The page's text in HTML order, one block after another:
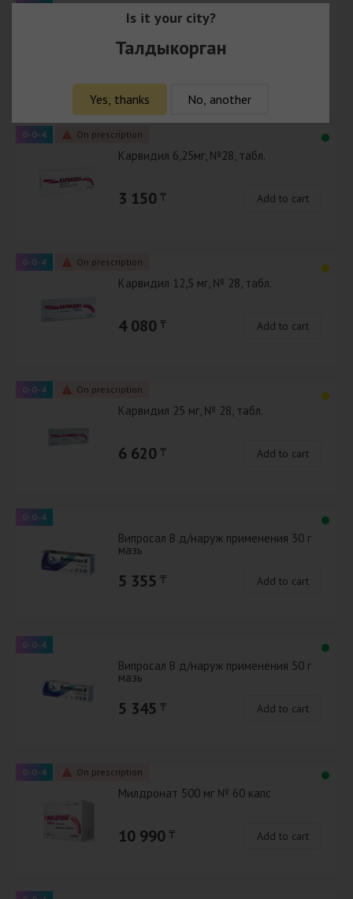
0-0-4
Апилак Гриндекс 10 мг № 25 табл.
0-0-4 On prescription
Карвидил 6,25мг, №28, табл.
3 150 ₸ Add to cart
0-0-4 On prescription
Карвидил 12,5 мг, № 28, табл.
4 080 ₸ Add to cart
0-0-4 On prescription
Карвидил 25 мг, № 28, табл.
6 620 ₸ Add to cart
0-0-4
Випросал В д/наруж применения 30 г
мазь
5 355 ₸ Add to cart
0-0-4
Випросал В д/наруж применения 50 г
мазь
5 345 ₸ Add to cart
0-0-4 On prescription
Милдронат 500 мг № 60 капс
10 990 ₸ Add to cart
Is it your city?
Талдыкорган
Yes, thanks No, another